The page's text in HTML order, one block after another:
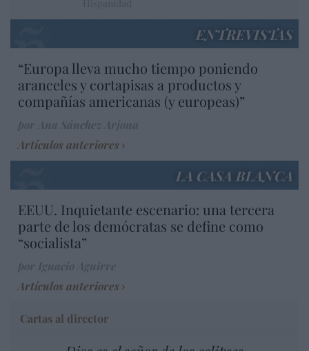
ENTREVISTAS
“Europa lleva mucho tiempo poniendo
aranceles y cortapisas a productos y
compañías americanas (y europeas)”
Artículos anteriores
LA CASA BLANCA
EEUU. Inquietante escenario: una tercera
parte de los demócratas se define como
“socialista”
Artículos anteriores
Cartas al director